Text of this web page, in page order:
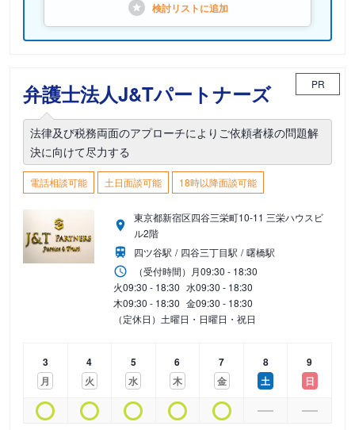
検討リストに追加
弁護士法人J&Tパートナーズ PR
法律及び税務両面のアプローチによりご依頼者様の問題解
決に向けて尽力する
電話相談可能 土日面談可能 18時以降面談可能
東京都新宿区四谷三栄町10-11 三栄ハウスビ
ル2階
四ツ谷駅
四谷三丁目駅
曙橋駅
（受付時間） 月09:30 - 18:30
火09:30 - 18:30 水09:30 - 18:30
木09:30 - 18:30 金09:30 - 18:30
（定休日）土曜日・日曜日・祝日
3
月
4
火
5
水
6
木
7
金
8
土
9
日